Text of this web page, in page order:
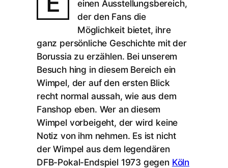
einen Ausstellungsbereich,
der den Fans die
Möglichkeit bietet, ihre
ganz persönliche Geschichte mit der
Borussia zu erzählen. Bei unserem
Besuch hing in diesem Bereich ein
Wimpel, der auf den ersten Blick
recht normal aussah, wie aus dem
Fanshop eben. Wer an diesem
Wimpel vorbeigeht, der wird keine
Notiz von ihm nehmen. Es ist nicht
der Wimpel aus dem legendären
DFB-Pokal-Endspiel 1973 gegen Köln